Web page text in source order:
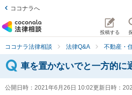
ココナラへ
投稿する
ココナラ法律相談 法律Q&A 不動産・
車を置かないでと一方的に
公開日時： 2021年6月26日 10:02更新日時：